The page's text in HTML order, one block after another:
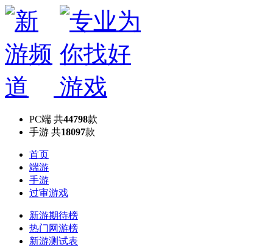
PC端 共44798款
手游 共18097款
首页
端游
手游
过审游戏
新游期待榜
热门网游榜
新游测试表